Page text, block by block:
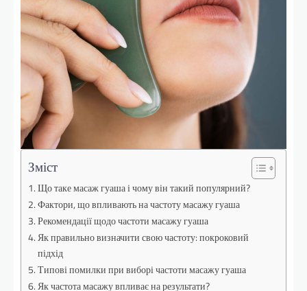
Зміст
Що таке масаж гуаша і чому він такий популярний?
Фактори, що впливають на частоту масажу гуаша
Рекомендації щодо частоти масажу гуаша
Як правильно визначити свою частоту: покроковий
підхід
Типові помилки при виборі частоти масажу гуаша
Як частота масажу впливає на результати?